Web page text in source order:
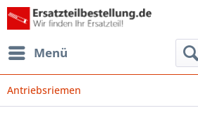
Menü
Antriebsriemen